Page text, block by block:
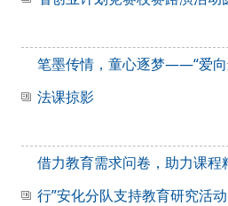
笔墨传情，童心逐梦——“爱向
法课掠影​
借力教育需求问卷，助力课
行”安化分队支持教育研究活动